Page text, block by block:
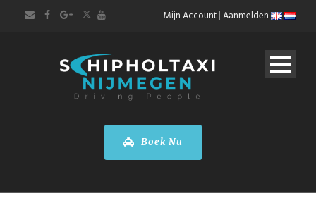
Mijn Account|Aanmelden
Boek Nu